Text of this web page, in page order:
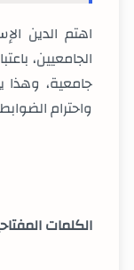
اهتم الدين
الجامعيين،
جامعية، وهذا
واحترام الضوابط
الكلمات